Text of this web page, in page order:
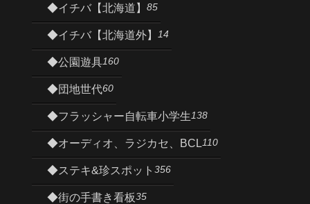
◆イチバ【北海道】 85
◆イチバ【北海道外】 14
◆公園遊具160
◆団地世代60
◆フラッシャー自転車小学生138
◆オーディオ、ラジカセ、BCL110
◆ステキ&珍スポット 356
◆街の手書き看板35